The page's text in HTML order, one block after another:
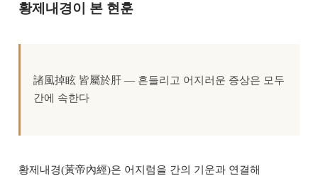
황제내경이 본 현훈
諸風掉眩 皆屬於肝 — 흔들리고 어지러운 증상은 모두
간에 속한다
황제내경(黃帝內經)은 어지럼을 간의 기운과 연결해